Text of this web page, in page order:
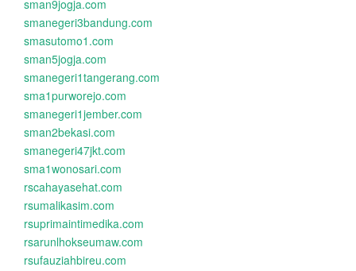
sman9jogja.com
smanegeri3bandung.com
smasutomo1.com
sman5jogja.com
smanegeri1tangerang.com
sma1purworejo.com
smanegeri1jember.com
sman2bekasi.com
smanegeri47jkt.com
sma1wonosari.com
rscahayasehat.com
rsumalikasim.com
rsuprimaintimedika.com
rsarunlhokseumaw.com
rsufauziahbireu.com